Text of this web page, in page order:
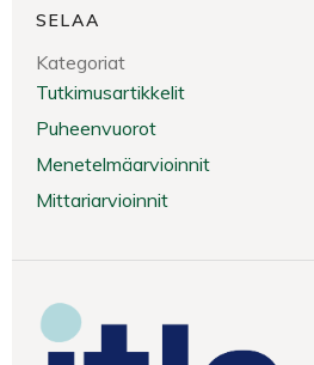
SELAA
Kategoriat
Tutkimusartikkelit
Puheenvuorot
Menetelmäarvioinnit
Mittariarvioinnit